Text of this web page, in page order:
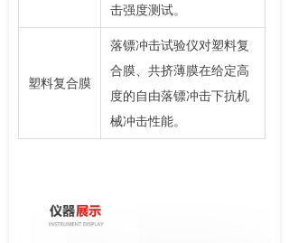
击强度测试。
塑料复合膜
落镖冲击试验仪对塑料复
合膜、共挤薄膜在给定高
度的自由落镖冲击下抗机
械冲击性能。